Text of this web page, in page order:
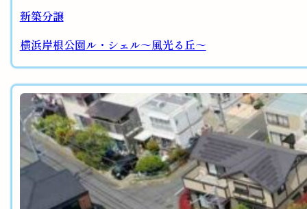
新築分譲
横浜岸根公園ル・シェル～風光る丘～